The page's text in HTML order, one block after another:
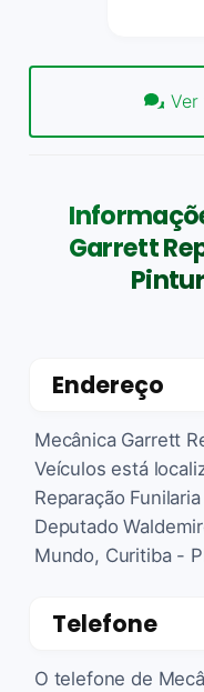
Ver
Garrett
Endereço
Mecânica Garrett
Veículos está
Reparação
Deputado
Mundo, Curitiba -
Telefone
O telefone de